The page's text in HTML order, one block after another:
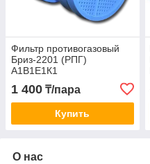
Фильтр противогазовый
Бриз-2201 (РПГ)
А1В1Е1К1
1 400 ₸/пара
Купить
О нас